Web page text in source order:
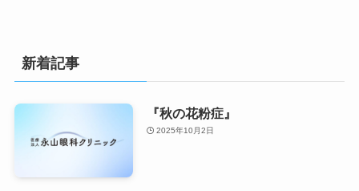
新着記事
『秋の花粉症』
2025年10月2日